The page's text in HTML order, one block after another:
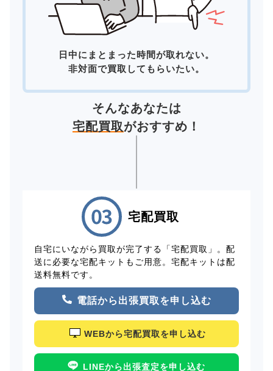
日中にまとまった時間が取れない。
非対面で買取してもらいたい。
そんなあなたは
宅配買取がおすすめ！
宅配買取
自宅にいながら買取が完了する「宅配買取」。配
送に必要な宅配キットもご用意。宅配キットは配
送料無料です。
電話から出張買取を申し込む
WEBから宅配買取を申し込む
LINEから出張査定を申し込む